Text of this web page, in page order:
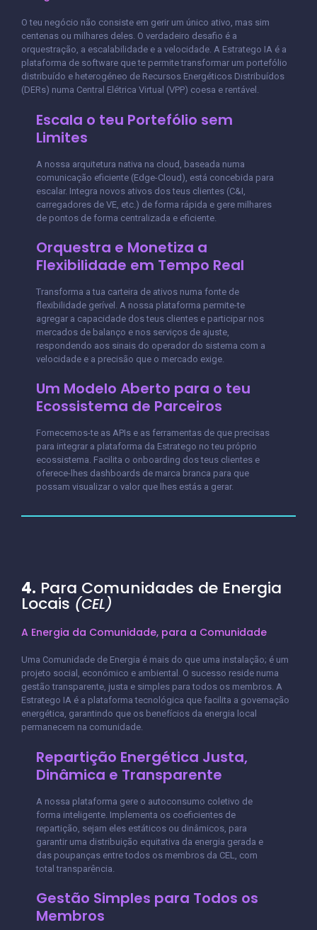
O teu negócio não consiste em gerir um único ativo, mas sim
centenas ou milhares deles. O verdadeiro desafio é a
orquestração, a escalabilidade e a velocidade. A Estratego IA é a
plataforma de software que te permite transformar um portefólio
distribuído e heterogéneo de Recursos Energéticos Distribuídos
(DERs) numa Central Elétrica Virtual (VPP) coesa e rentável.
Escala o teu Portefólio sem
Limites
A nossa arquitetura nativa na cloud, baseada numa
comunicação eficiente (Edge-Cloud), está concebida para
escalar. Integra novos ativos dos teus clientes (C&I,
carregadores de VE, etc.) de forma rápida e gere milhares
de pontos de forma centralizada e eficiente.
Orquestra e Monetiza a
Flexibilidade em Tempo Real
Transforma a tua carteira de ativos numa fonte de
flexibilidade gerível. A nossa plataforma permite-te
agregar a capacidade dos teus clientes e participar nos
mercados de balanço e nos serviços de ajuste,
respondendo aos sinais do operador do sistema com a
velocidade e a precisão que o mercado exige.
Um Modelo Aberto para o teu
Ecossistema de Parceiros
Fornecemos-te as APIs e as ferramentas de que precisas
para integrar a plataforma da Estratego no teu próprio
ecossistema. Facilita o onboarding dos teus clientes e
oferece-lhes dashboards de marca branca para que
possam visualizar o valor que lhes estás a gerar.
4. Para Comunidades de Energia
Locais (CEL)
A Energia da Comunidade, para a Comunidade
Uma Comunidade de Energia é mais do que uma instalação; é um
projeto social, económico e ambiental. O sucesso reside numa
gestão transparente, justa e simples para todos os membros. A
Estratego IA é a plataforma tecnológica que facilita a governação
energética, garantindo que os benefícios da energia local
permanecem na comunidade.
Repartição Energética Justa,
Dinâmica e Transparente
A nossa plataforma gere o autoconsumo coletivo de
forma inteligente. Implementa os coeficientes de
repartição, sejam eles estáticos ou dinâmicos, para
garantir uma distribuição equitativa da energia gerada e
das poupanças entre todos os membros da CEL, com
total transparência.
Gestão Simples para Todos os
Membros